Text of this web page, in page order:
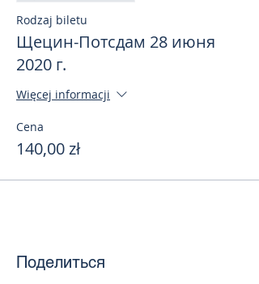
Rodzaj biletu
Щецин-Потсдам 28 июня
2020 г.
Więcej informacji
Cena
140,00 zł
Поделиться